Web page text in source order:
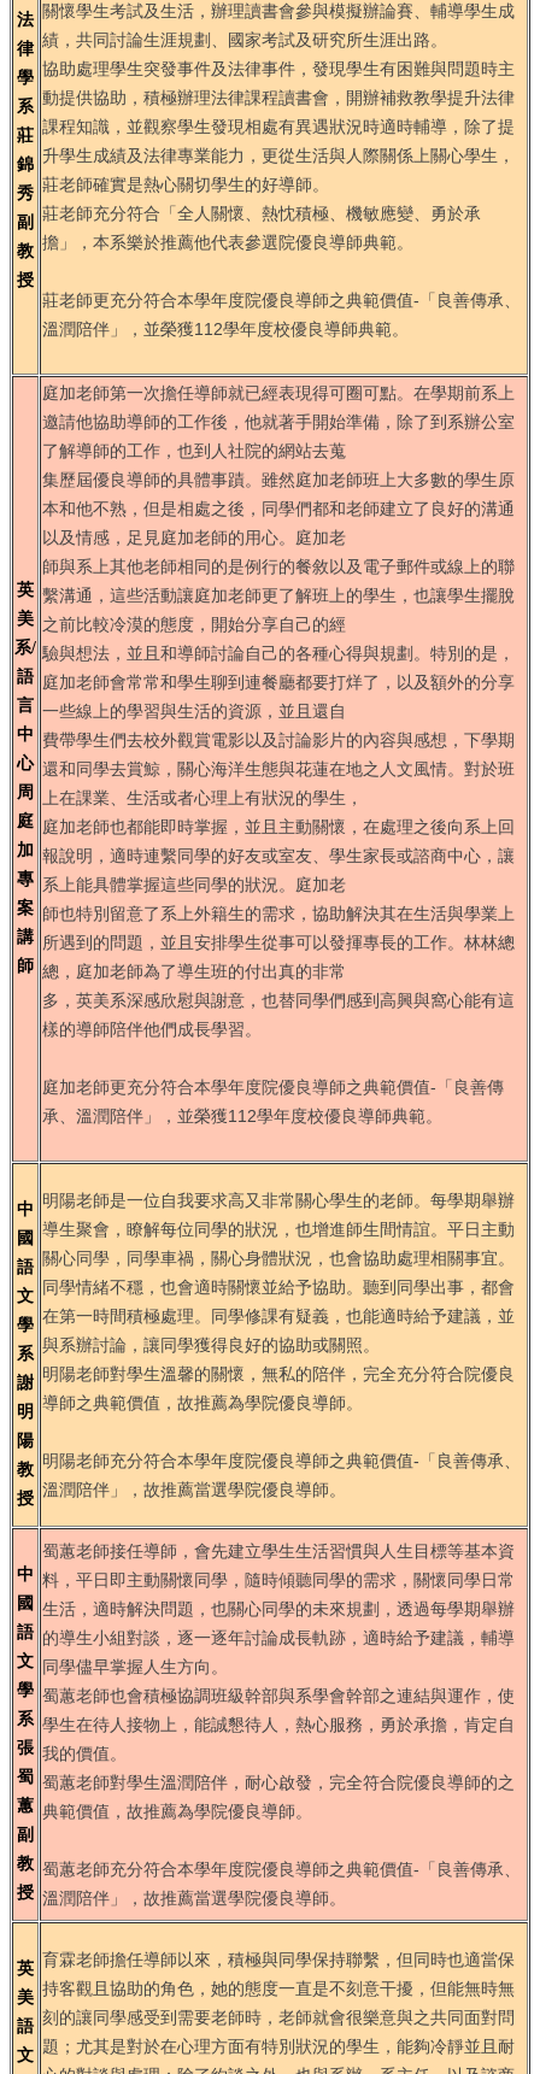
法
律
學
系
莊
錦
秀
副
教
授
關懷學生考試及生活，辦理讀書會參與模擬辦論賽、輔導學生成
績，共同討論生涯規劃、國家考試及研究所生涯出路。
協助處理學生突發事件及法律事件，發現學生有困難與問題時主
動提供協助，積極辦理法律課程讀書會，開辦補救教學提升法律
課程知識，並觀察學生發現相處有異遇狀況時適時輔導， 除了提
升學生成績及法律專業能力，更從生活與人際關係上關心學生，
莊老師確實是熱心關切學生的好導師。
莊老師充分符合「全人關懷、熱忱積極、機敏應變、勇於承
擔」，本系樂於推薦他代表參選院優良導師典範。
莊老師更充分符合本學年度院優良導師之典範價值-「良善傳承、
溫潤陪伴」，並榮獲112學年度校優良導師典範。
英
美
系/
語
言
中
心
周
庭
加
專
案
講
師
庭加老師第一次擔任導師就已經表現得可圈可點。在學期前系上
邀請他協助導師的工作後，他就著手開始準備，除了到系辦公室
了解導師的工作，也到人社院的網站去蒐
集歷屆優良導師的具體事蹟。雖然庭加老師班上大多數的學生原
本和他不熟，但是相處之後，同學們都和老師建立了良好的溝通
以及情感，足見庭加老師的用心。庭加老
師與系上其他老師相同的是例行的餐敘以及電子郵件或線上的聯
繫溝通，這些活動讓庭加老師更了解班上的學生，也讓學生擺脫
之前比較冷漠的態度，開始分享自己的經
驗與想法，並且和導師討論自己的各種心得與規劃。特別的是，
庭加老師會常常和學生聊到連餐廳都要打烊了，以及額外的分享
一些線上的學習與生活的資源，並且還自
費帶學生們去校外觀賞電影以及討論影片的內容與感想，下學期
還和同學去賞鯨，關心海洋生態與花蓮在地之人文風情。對於班
上在課業、生活或者心理上有狀況的學生，
庭加老師也都能即時掌握，並且主動關懷，在處理之後向系上回
報說明，適時連繫同學的好友或室友、學生家長或諮商中心，讓
系上能具體掌握這些同學的狀況。庭加老
師也特別留意了系上外籍生的需求，協助解決其在生活與學業上
所遇到的問題，並且安排學生從事可以發揮專長的工作。林林總
總，庭加老師為了導生班的付出真的非常
多，英美系深感欣慰與謝意，也替同學們感到高興與窩心能有這
樣的導師陪伴他們成長學習。
庭加老師更充分符合本學年度院優良導師之典範價值-「良善傳
承、溫潤陪伴」，並榮獲112學年度校優良導師典範。
中
國
語
文
學
系
謝
明
陽
教
授
明陽老師是一位自我要求高又非常關心學生的老師。每學期舉辦
導生聚會，瞭解每位同學的狀況，也增進師生間情誼。平日主動
關心同學，同學車禍，關心身體狀況，也會協助處理相關事宜。
同學情緒不穩，也會適時關懷並給予協助。聽到同學出事，都會
在第一時間積極處理。同學修課有疑義，也能適時給予建議，並
與系辦討論，讓同學獲得良好的協助或關照。
明陽老師對學生溫馨的關懷，無私的陪伴，完全充分符合院優良
導師之典範價值，故推薦為學院優良導師。
明陽老師充分符合本學年度院優良導師之典範價值-「良善傳承、
溫潤陪伴」，故推薦當選學院優良導師。
中
國
語
文
學
系
張
蜀
蕙
副
教
授
蜀蕙老師接任導師，會先建立學生生活習慣與人生目標等基本資
料，平日即主動關懷同學，隨時傾聽同學的需求，關懷同學日常
生活，適時解決問題，也關心同學的未來規劃，透過每學期舉辦
的導生小組對談，逐一逐年討論成長軌跡，適時給予建議，輔導
同學儘早掌握人生方向。
蜀蕙老師也會積極協調班級幹部與系學會幹部之連結與運作，使
學生在待人接物上，能誠懇待人，熱心服務，勇於承擔，肯定自
我的價值。
蜀蕙老師對學生溫潤陪伴，耐心啟發，完全符合院優良導師的之
典範價值，故推薦為學院優良導師。
蜀蕙老師充分符合本學年度院優良導師之典範價值-「良善傳承、
溫潤陪伴」，故推薦當選學院優良導師。
英
美
語
文
育霖老師擔任導師以來，積極與同學保持聯繫，但同時也適當保
持客觀且協助的角色，她的態度一直是不刻意干擾，但能無時無
刻的讓同學感受到需要老師時，老師就會很樂意與之共同面對問
題；尤其是對於在心理方面有特別狀況的學生，能夠冷靜並且耐